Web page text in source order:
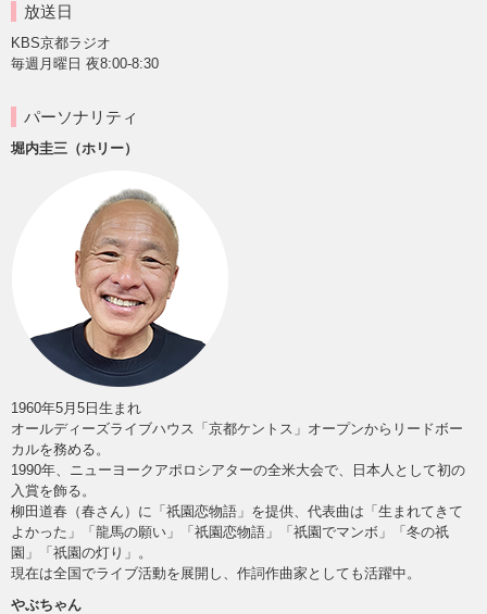
放送日
KBS京都ラジオ
毎週月曜日 夜8:00-8:30
パーソナリティ
堀内圭三（ホリー）
1960年5月5日生まれ
オールディーズライブハウス「京都ケントス」オープンからリードボー
カルを務める。
1990年、ニューヨークアポロシアターの全米大会で、日本人として初の
入賞を飾る。
柳田道春（春さん）に「祇園恋物語」を提供、代表曲は「生まれてきて
よかった」「龍馬の願い」「祇園恋物語」「祇園でマンボ」「冬の祇
園」「祇園の灯り」。
現在は全国でライブ活動を展開し、作詞作曲家としても活躍中。
やぶちゃん